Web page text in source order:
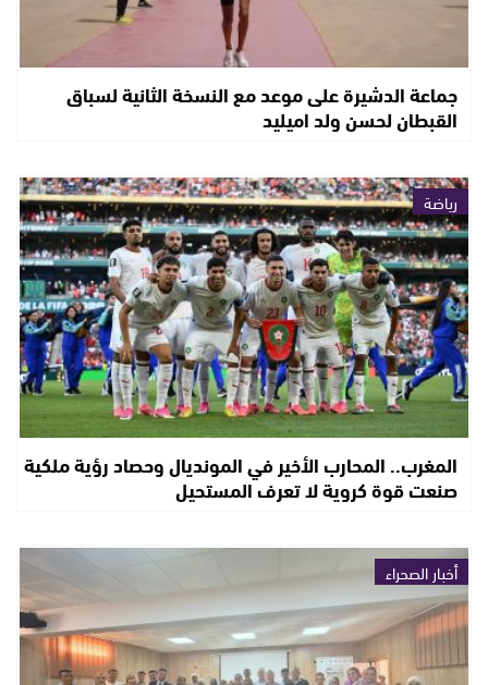
جماعة الدشيرة على موعد مع النسخة الثانية لسباق
القبطان لحسن ولد اميليد
رياضة
المغرب.. المحارب الأخير في المونديال وحصاد رؤية ملكية
صنعت قوة كروية لا تعرف المستحيل
أخبار الصحراء